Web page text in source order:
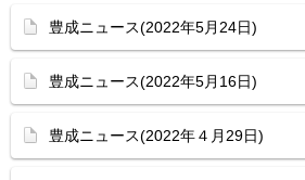
豊成ニュース(2022年5月24日)
豊成ニュース(2022年5月16日)
豊成ニュース(2022年４月29日)